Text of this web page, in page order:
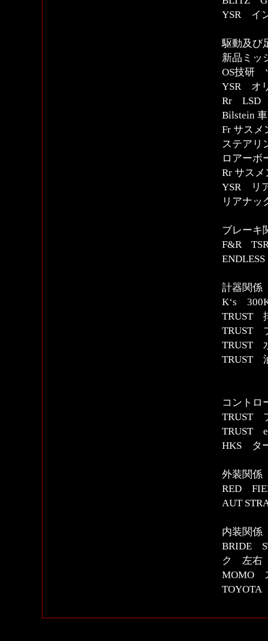
YSR イ
駆動及び
新品ミ
OS技研
YSR オ
Rr LSD
Bilstein
Fr サス
ステアリ
ロアーボ
Rr サス
YSR リ
リアナ
ブレーキ
F&R
計器関係
K‘s
TRUST
TRUST
TRUST
TRUST
コントロ
TRUST
TRUST
HKS タ
外装関係
RED
AUT
内装関
BRIDE
ク 左右
MOMO